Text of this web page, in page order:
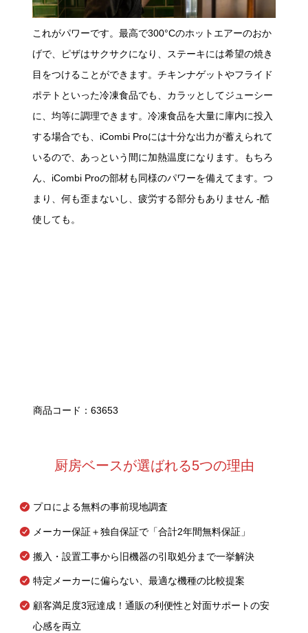
これがパワーです。最高で300°Cのホットエアーのおか
げで、ピザはサクサクになり、ステーキには希望の焼き
目をつけることができます。チキンナゲットやフライド
ポテトといった冷凍食品でも、カラッとしてジューシー
に、均等に調理できます。冷凍食品を大量に庫内に投入
する場合でも、iCombi Proには十分な出力が蓄えられて
いるので、あっという間に加熱温度になります。もちろ
ん、iCombi Proの部材も同様のパワーを備えてます。つ
まり、何も歪まないし、疲労する部分もありません -酷
使しても。
商品コード：63653
厨房ベースが選ばれる5つの理由
プロによる無料の事前現地調査
メーカー保証＋独自保証で「合計2年間無料保証」
搬入・設置工事から旧機器の引取処分まで一挙解決
特定メーカーに偏らない、最適な機種の比較提案
顧客満足度3冠達成！通販の利便性と対面サポートの安
心感を両立